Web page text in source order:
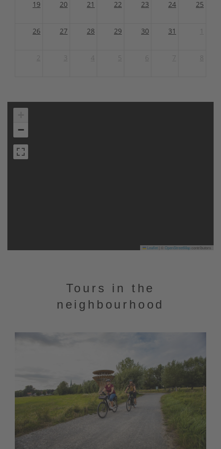
19 20 21 22 23 24 25
26 27 28 29 30 31
−
Leaflet OpenStreetMapcontributors
Tours in the
neighbourhood